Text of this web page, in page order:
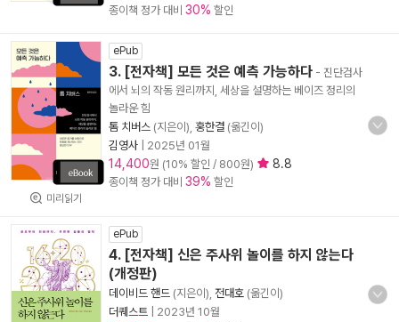
종이책 정가 대비 30% 할인
미리읽기
ePub
3. [전자책] 모든 것은 예측 가능하다 - 진단검사
에서 뇌의 작동 원리까지, 세상을 설명하는 베이즈 정리의
놀라운 힘
톰 치버스 (지은이), 홍한결 (옮긴이)
김영사
2025년 01월
14,400원 (10% 할인 / 800원) 8.8
종이책 정가 대비 39% 할인
ePub
4. [전자책] 신은 주사위 놀이를 하지 않는다
(개정판)
데이비드 핸드 (지은이), 전대호 (옮긴이)
더퀘스트
2023년 10월